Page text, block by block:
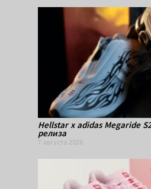
Hellstar x adidas Megaride
релиза
7 августа 2026